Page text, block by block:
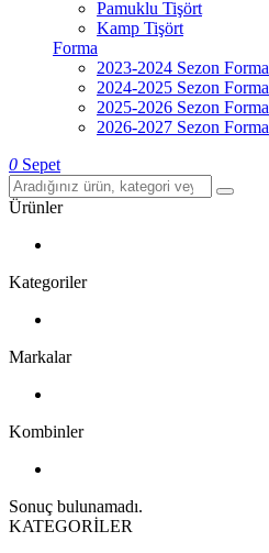
Pamuklu Tişört
Kamp Tişört
Forma
2023-2024 Sezon Forma
2024-2025 Sezon Forma
2025-2026 Sezon Forma
2026-2027 Sezon Forma
0 Sepet
Ürünler
Kategoriler
Markalar
Kombinler
Sonuç bulunamadı.
KATEGORİLER